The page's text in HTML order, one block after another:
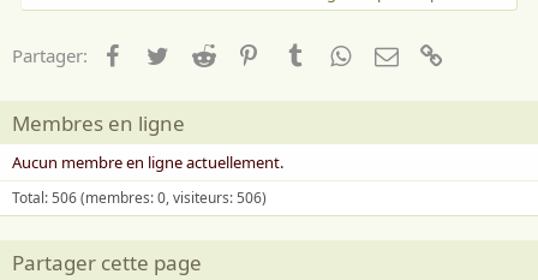
Partager: Facebook
TwitterReddit PinterestTumblrWhatsApp
Email
Membres en ligne
Aucun membre en ligne actuellement.
Total: 506 (membres: 0, visiteurs: 506)
Partager cette page